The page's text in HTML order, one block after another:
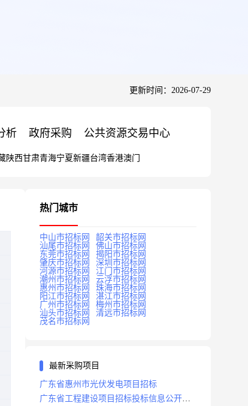
更新时间：2026-07-29
析 政府采购 公共资源交易中心
陕西甘肃青海宁夏新疆台湾香港澳门
热门城市
中山市招标网
韶关市招标网
汕尾市招标网
佛山市招标网
东莞市招标网
揭阳市招标网
肇庆市招标网
深圳市招标网
河源市招标网
江门市招标网
潮州市招标网
云浮市招标网
惠州市招标网
珠海市招标网
阳江市招标网
湛江市招标网
广州市招标网
梅州市招标网
汕头市招标网
清远市招标网
茂名市招标网
最新采购项目
广东省惠州市光伏发电项目招标
广东省工程建设项目招标投标信息公开目